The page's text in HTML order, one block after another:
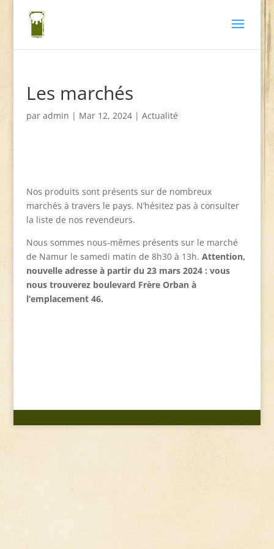
Les marchés
par admin | Mar 12, 2024| Actualité
Nos produits sont présents sur de nombreux
marchés à travers le pays. N’hésitez pas à consulter
la liste de nos revendeurs.
Nous sommes nous-mêmes présents sur le marché
de Namur le samedi matin de 8h30 à 13h. Attention,
nouvelle adresse à partir du 23 mars 2024 : vous
nous trouverez boulevard Frère Orban à
l’emplacement 46.